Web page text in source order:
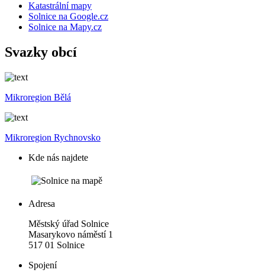
Katastrální mapy
Solnice na Google.cz
Solnice na Mapy.cz
Svazky obcí
Mikroregion Bělá
Mikroregion Rychnovsko
Kde nás najdete
Adresa
Městský úřad Solnice
Masarykovo náměstí 1
517 01 Solnice
Spojení